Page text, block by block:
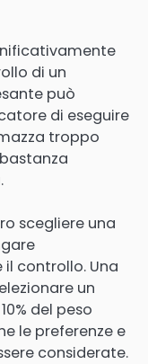
di un
può
di eseguire
troppo
scegliere una
controllo. Una
un
del peso
le preferenze e
considerate.